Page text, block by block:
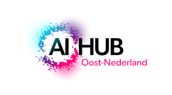
Home Innoveren